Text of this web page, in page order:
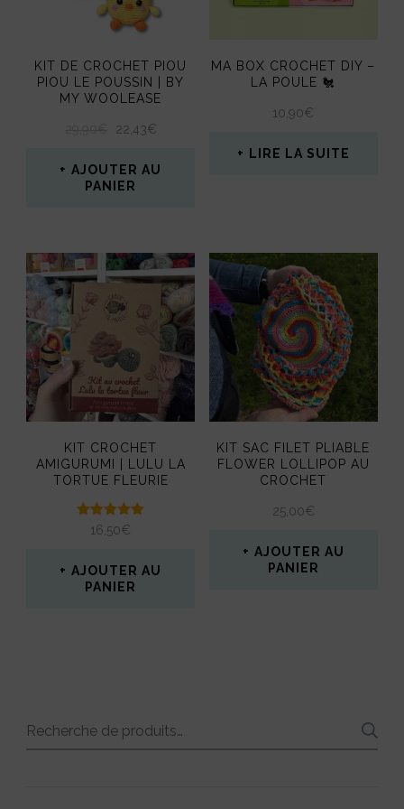
la
du
KIT DE CROCHET PIOU
PIOU LE POUSSIN | BY
MY WOOLEASE
LE
INITIAL
ÉTAIT :
22,43€LE
ACTUEL
AJOUTER AU
PANIER
MA BOX CROCHET DIY –
LA POULE 🐔
10,90€
LIRE LA SUITE
KIT CROCHET
AMIGURUMI | LULU LA
TORTUE FLEURIE
Note
5.00
16,50€
AJOUTER AU
PANIER
KIT SAC FILET PLIABLE
FLOWER LOLLIPOP AU
CROCHET
25,00€
AJOUTER AU
PANIER
Recherche